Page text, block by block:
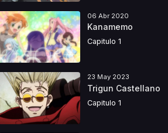
06 Abr 2020
Kanamemo
Capitulo 1
23 May 2023
Trigun Castellano
Capitulo 1